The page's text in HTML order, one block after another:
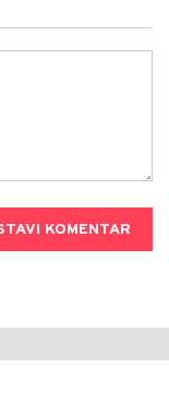
KOMENTAR